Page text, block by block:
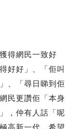
得網民一致好
好好」、「佢叫
、「尋日睇到佢
民更讚佢「本身
，仲有人話「呢